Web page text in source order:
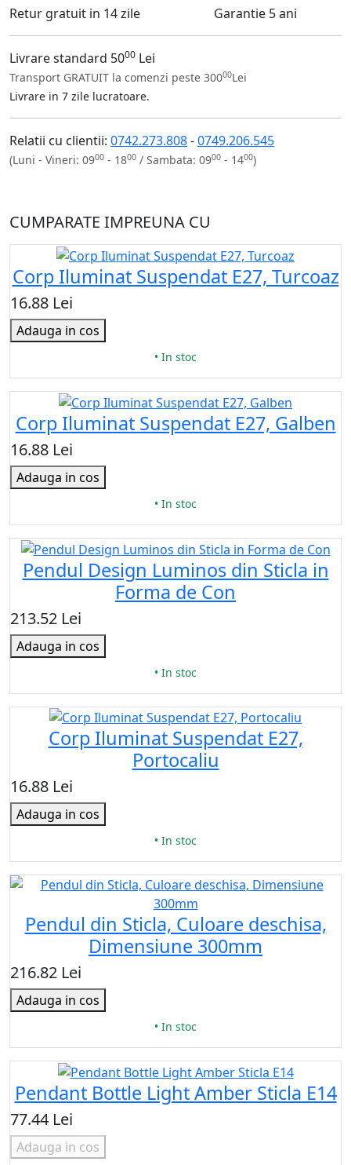
Retur gratuit in 14 zile Garantie 5 ani
Livrare standard 5000 Lei
Transport GRATUIT la comenzi peste 30000Lei
Livrare in 7 zile lucratoare.
Relatii cu clientii: 0742.273.808-0749.206.545
(Luni - Vineri: 0900 - 1800 / Sambata: 0900 - 1400)
CUMPARATE IMPREUNA CU
Corp Iluminat Suspendat E27, Turcoaz
16.88 Lei
Adauga in cos
• In stoc
Corp Iluminat Suspendat E27, Galben
16.88 Lei
Adauga in cos
• In stoc
Pendul Design Luminos din Sticla in
Forma de Con
213.52 Lei
Adauga in cos
• In stoc
Corp Iluminat Suspendat E27,
Portocaliu
16.88 Lei
Adauga in cos
• In stoc
Pendul din Sticla, Culoare deschisa,
Dimensiune 300mm
216.82 Lei
Adauga in cos
• In stoc
Pendant Bottle Light Amber Sticla E14
77.44 Lei
Adauga in cos